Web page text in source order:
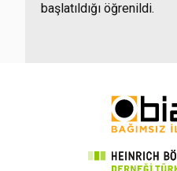
başlatıldığı öğrenildi.